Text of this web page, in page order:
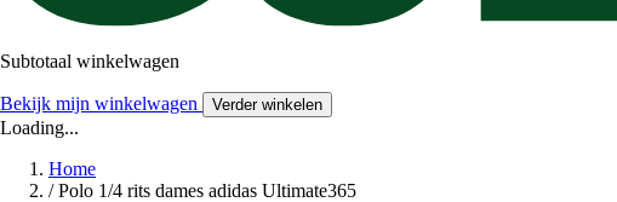
Subtotaal winkelwagen
Bekijk mijn winkelwagen Verder winkelen
Loading...
Home
/ Polo 1/4 rits dames adidas Ultimate365